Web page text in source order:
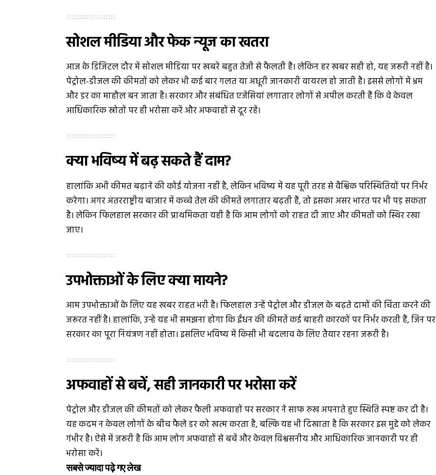
सोशल मीडिया और फेक न्यूज का खतरा
आज के डिजिटल दौर में सोशल मीडिया पर खबरें बहुत तेजी से फैलती हैं। लेकिन हर खबर सही हो, यह जरूरी नहीं है।
पेट्रोल-डीजल की कीमतों को लेकर भी कई बार गलत या अधूरी जानकारी वायरल हो जाती है। इससे लोगों में भ्रम
और डर का माहौल बन जाता है। सरकार और संबंधित एजेंसियां लगातार लोगों से अपील करती हैं कि वे केवल
आधिकारिक स्रोतों पर ही भरोसा करें और अफवाहों से दूर रहें।
क्या भविष्य में बढ़ सकते हैं दाम?
हालांकि अभी कीमत बढ़ाने की कोई योजना नहीं है, लेकिन भविष्य में यह पूरी तरह से वैश्विक परिस्थितियों पर निर्भर
करेगा। अगर अंतरराष्ट्रीय बाजार में कच्चे तेल की कीमतें लगातार बढ़ती हैं, तो इसका असर भारत पर भी पड़ सकता
है। लेकिन फिलहाल सरकार की प्राथमिकता यही है कि आम लोगों को राहत दी जाए और कीमतों को स्थिर रखा
जाए।
उपभोक्ताओं के लिए क्या मायने?
आम उपभोक्ताओं के लिए यह खबर राहत भरी है। फिलहाल उन्हें पेट्रोल और डीजल के बढ़ते दामों की चिंता करने की
जरूरत नहीं है। हालांकि, उन्हें यह भी समझना होगा कि ईंधन की कीमतें कई बाहरी कारकों पर निर्भर करती हैं, जिन पर
सरकार का पूरा नियंत्रण नहीं होता। इसलिए भविष्य में किसी भी बदलाव के लिए तैयार रहना जरूरी है।
अफवाहों से बचें, सही जानकारी पर भरोसा करें
पेट्रोल और डीजल की कीमतों को लेकर फैली अफवाहों पर सरकार ने साफ रुख अपनाते हुए स्थिति स्पष्ट कर दी है।
यह कदम न केवल लोगों के बीच फैले डर को खत्म करता है, बल्कि यह भी दिखाता है कि सरकार इस मुद्दे को लेकर
गंभीर है। ऐसे में जरूरी है कि आम लोग अफवाहों से बचें और केवल विश्वसनीय और आधिकारिक जानकारी पर ही
भरोसा करें।
सबसे ज्यादा पढ़े गए लेख